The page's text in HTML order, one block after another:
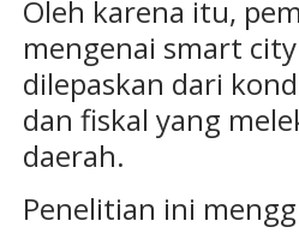
Oleh karena itu,
mengenai smart
dilepaskan dari
dan fiskal yang
daerah.
Penelitian ini